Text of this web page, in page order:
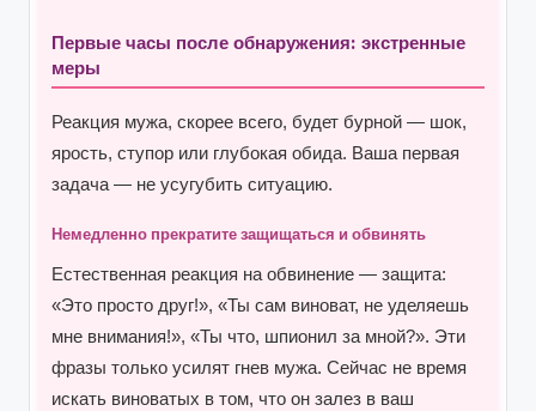
Первые часы после обнаружения: экстренные
меры
Реакция мужа, скорее всего, будет бурной — шок,
ярость, ступор или глубокая обида. Ваша первая
задача — не усугубить ситуацию.
Немедленно прекратите защищаться и обвинять
Естественная реакция на обвинение — защита:
«Это просто друг!», «Ты сам виноват, не уделяешь
мне внимания!», «Ты что, шпионил за мной?». Эти
фразы только усилят гнев мужа. Сейчас не время
искать виноватых в том, что он залез в ваш